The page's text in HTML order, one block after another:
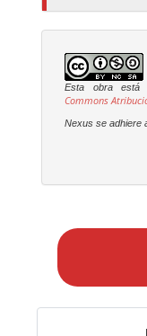
Esta obra está
Commons
Nexus se adhiere
a